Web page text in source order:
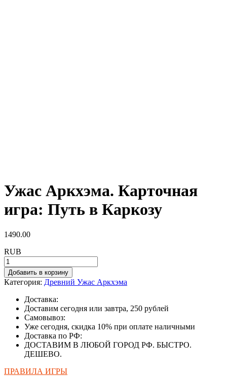
Ужас Аркхэма. Карточная
игра: Путь в Каркозу
1490.00
RUB
Добавить в корзину
Категория: Древний Ужас Аркхэма
Доставка:
Доставим сегодня или завтра, 250 рублей
Самовывоз:
Уже сегодня, скидка 10% при оплате наличными
Доставка по РФ:
ДОСТАВИМ В ЛЮБОЙ ГОРОД РФ. БЫСТРО.
ДЕШЕВО.
ПРАВИЛА ИГРЫ